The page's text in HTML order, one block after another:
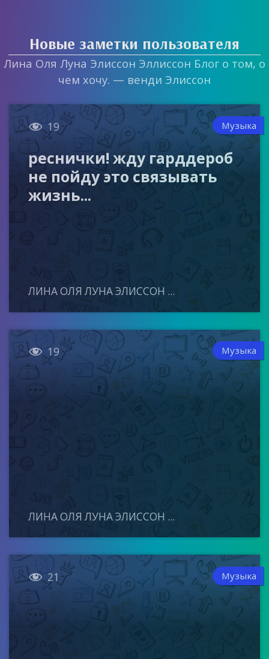
Новые заметки пользователя
Лина Оля Луна Элиссон Эллиссон Блог о том, о
чем хочу. — венди Элиссон
 19 Музыка
реснички! жду гарддероб
не пойду это связывать
жизнь...
ЛИНА ОЛЯ ЛУНА ЭЛИССОН ...
 19 Музыка
ЛИНА ОЛЯ ЛУНА ЭЛИССОН ...
 21 Музыка